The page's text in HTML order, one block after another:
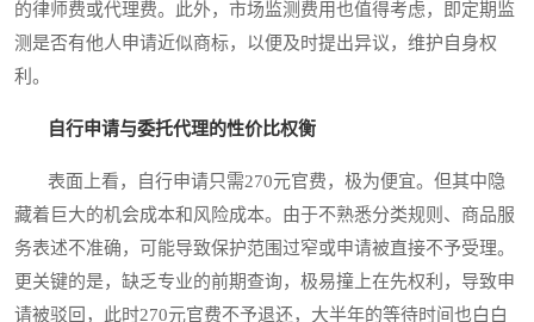
的律师费或代理费。此外，市场监测费用也值得考虑，即定期监
测是否有他人申请近似商标，以便及时提出异议，维护自身权
利。
自行申请与委托代理的性价比权衡
表面上看，自行申请只需270元官费，极为便宜。但其中隐
藏着巨大的机会成本和风险成本。由于不熟悉分类规则、商品服
务表述不准确，可能导致保护范围过窄或申请被直接不予受理。
更关键的是，缺乏专业的前期查询，极易撞上在先权利，导致申
请被驳回，此时270元官费不予退还，大半年的等待时间也白白